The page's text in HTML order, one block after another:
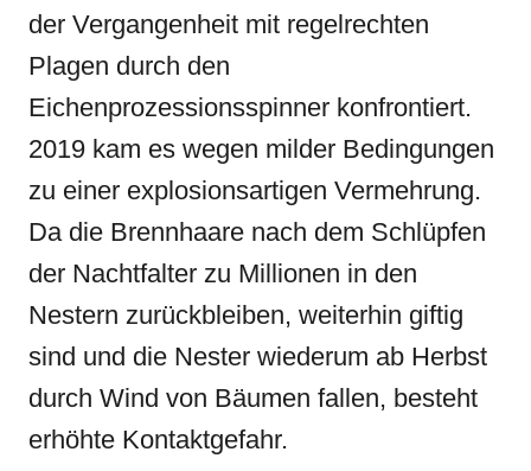
der Vergangenheit mit regelrechten
Plagen durch den
Eichenprozessionsspinner konfrontiert.
2019 kam es wegen milder Bedingungen
zu einer explosionsartigen Vermehrung.
Da die Brennhaare nach dem Schlüpfen
der Nachtfalter zu Millionen in den
Nestern zurückbleiben, weiterhin giftig
sind und die Nester wiederum ab Herbst
durch Wind von Bäumen fallen, besteht
erhöhte Kontaktgefahr.